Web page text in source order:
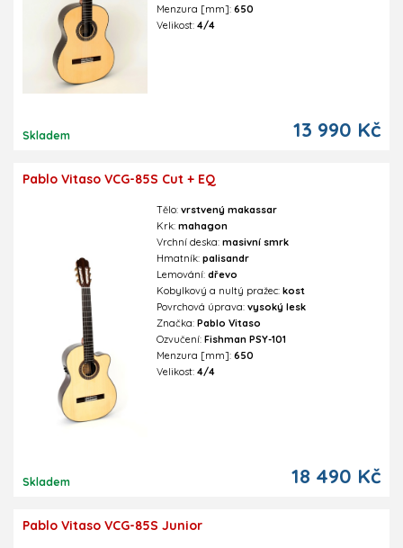
Skladem
Menzura [mm]:650
Velikost:4/4
13 990 Kč
Pablo Vitaso VCG-85S Cut + EQ
Skladem
Tělo:vrstvený makassar
Krk:mahagon
Vrchní deska:masivní smrk
Hmatník:palisandr
Lemování:dřevo
Kobylkový a nultý pražec:kost
Povrchová úprava:vysoký lesk
Značka:Pablo Vitaso
Ozvučení:Fishman PSY-101
Menzura [mm]:650
Velikost:4/4
18 490 Kč
Pablo Vitaso VCG-85S Junior